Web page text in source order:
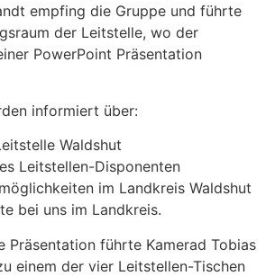
empfing die Gruppe und führte
der Leitstelle, wo der
PowerPoint Präsentation
informiert über:
Waldshut
Leitstellen-Disponenten
im Landkreis Waldshut
bei uns im Landkreis.
Präsentation führte Kamerad Tobias
einem der vier Leitstellen-Tischen